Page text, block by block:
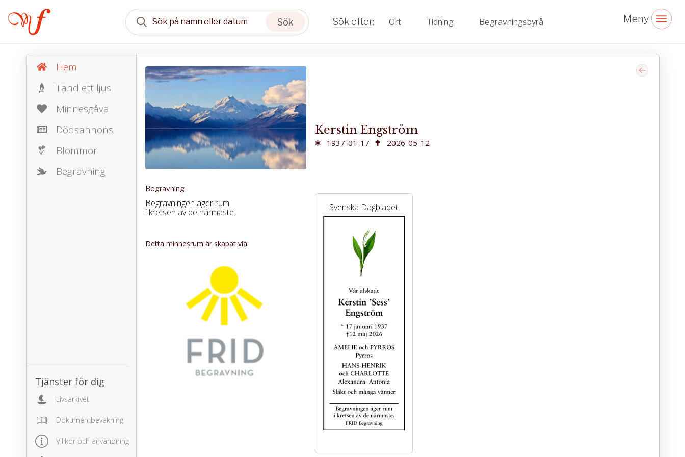
Sök Ort Tidning Begravningsbyrå
Hem
Tänd ett ljus
Minnesgåva
Dödsannons
Blommor
Begravning
Tjänster för dig
Livsarkivet
Dokumentbevakning
Villkor och användning
Begravning
Begravningen äger rum
i kretsen av de närmaste.
Detta minnesrum är skapat via:
Kerstin Engström
1937-01-17 2026-05-12
Svenska Dagbladet